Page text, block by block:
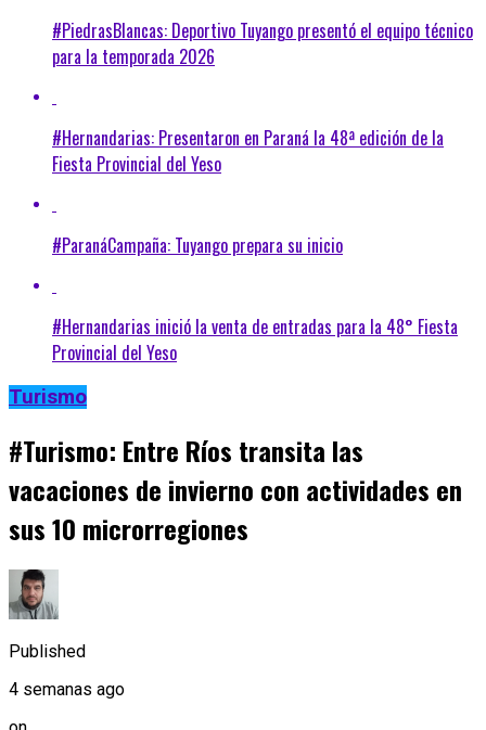
#PiedrasBlancas: Deportivo Tuyango presentó el equipo técnico
para la temporada 2026
#Hernandarias: Presentaron en Paraná la 48ª edición de la
Fiesta Provincial del Yeso
#ParanáCampaña: Tuyango prepara su inicio
#Hernandarias inició la venta de entradas para la 48° Fiesta
Provincial del Yeso
Turismo
#Turismo: Entre Ríos transita las
vacaciones de invierno con actividades en
sus 10 microrregiones
Published
4 semanas ago